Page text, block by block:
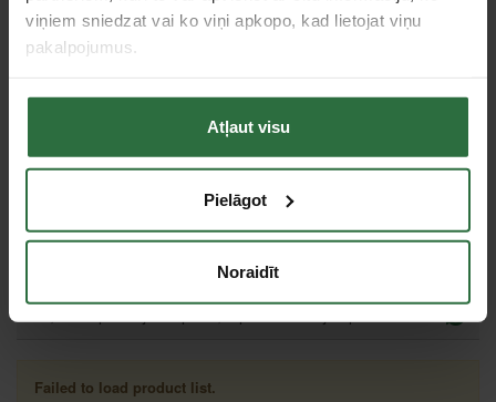
viņiem sniedzat vai ko viņi apkopo, kad lietojat viņu
pakalpojumus.
Atļaut visu
Pielāgot
Noraidīt
KNIPEX
Failed to load product list.